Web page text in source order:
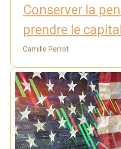
Conserver la
prendre le
Camille Perrot